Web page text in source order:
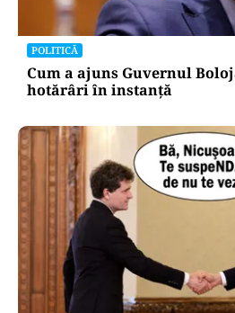
POLITICĂ
Cum a ajuns Guvernul
hotărâri în instanță